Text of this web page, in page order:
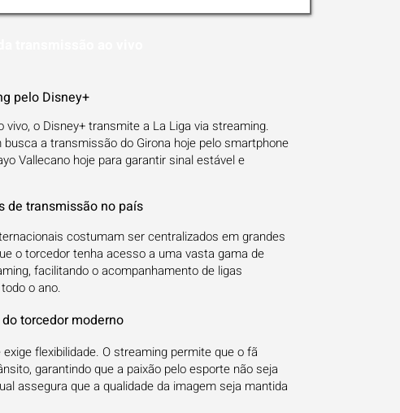
pelo Disney+
vivo, o Disney+ transmite a La Liga via streaming.
a transmissão do Girona hoje pelo smartphone
Vallecano hoje para garantir sinal estável e
de transmissão no país
costumam ser centralizados em grandes
o torcedor tenha acesso a uma vasta gama de
facilitando o acompanhamento de ligas
o ano.
torcedor moderno
flexibilidade. O streaming permite que o fã
garantindo que a paixão pelo esporte não seja
assegura que a qualidade da imagem seja mantida